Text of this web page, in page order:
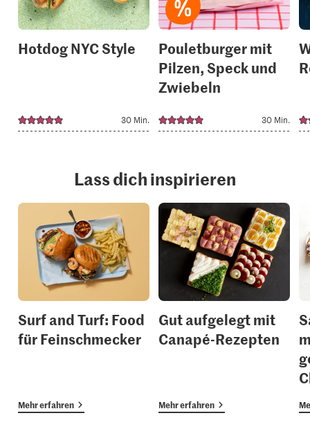
Hotdog NYC Style
30 Min.
Pouletburger mit
Pilzen, Speck und
Zwiebeln
30 Min.
Lass dich inspirieren
Surf and Turf: Food
für Feinschmecker
Mehr erfahren
Gut aufgelegt mit
Canapé-Rezepten
Mehr erfahren